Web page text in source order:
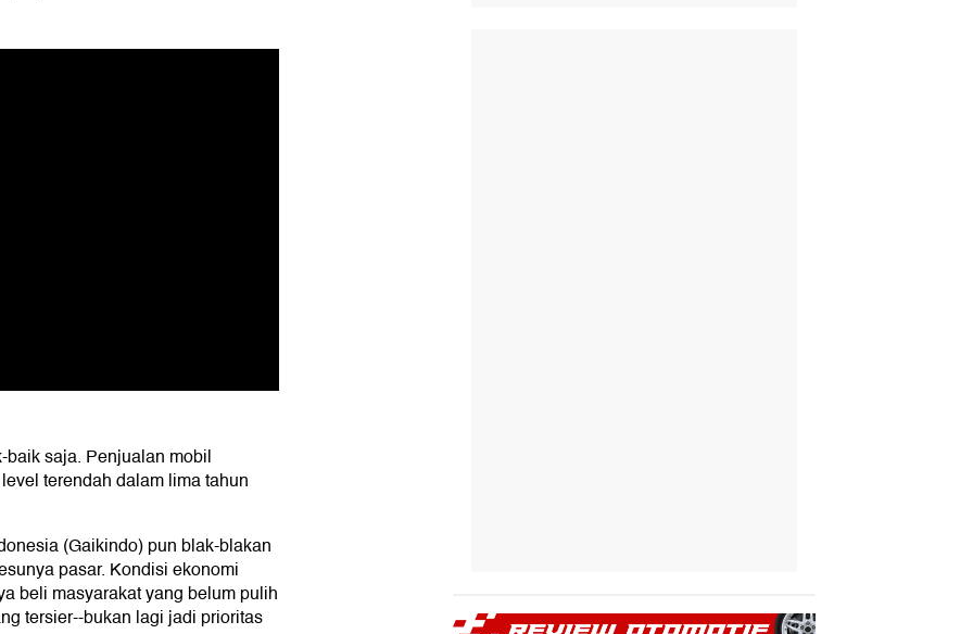
saja. Penjualan mobil
terendah dalam lima tahun
(Gaikindo) pun blak-blakan
pasar. Kondisi ekonomi
beli masyarakat yang belum pulih
tersier--bukan lagi jadi prioritas